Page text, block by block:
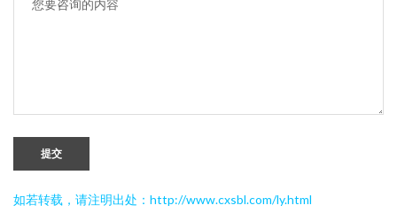
提交
如若转载，请注明出处：http://www.cxsbl.com/ly.html